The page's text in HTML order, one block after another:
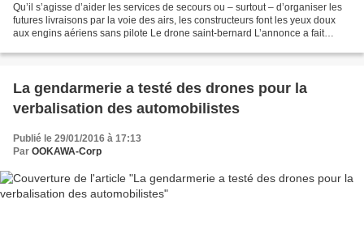
Qu’il s’agisse d’aider les services de secours ou – surtout – d’organiser les
futures livraisons par la voie des airs, les constructeurs font les yeux doux
aux engins aériens sans pilote Le drone saint-bernard L’annonce a fait
La gendarmerie a testé des drones pour la
verbalisation des automobilistes
Publié le 29/01/2016 à 17:13
Par OOKAWA-Corp